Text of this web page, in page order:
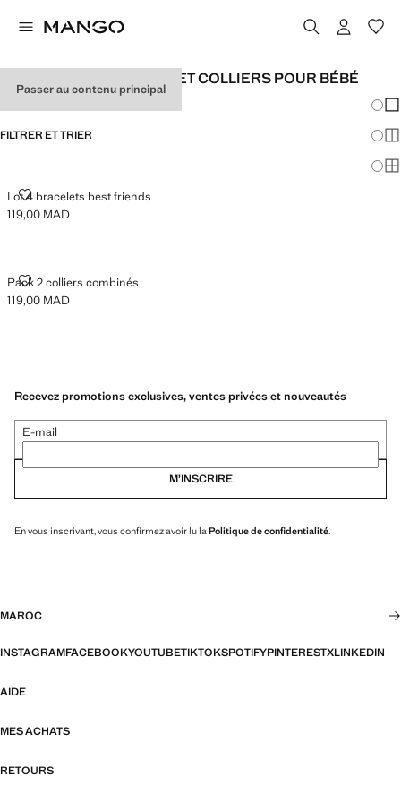
Passer au contenu principal
BRACELETS POUR BÉBÉ ET COLLIERS POUR BÉBÉ
FILTRER ET TRIER
Lot 4 bracelets best friends
LOT 4 BRACELETS BEST FRIENDS
Prix actuel [119,00 MAD ]
119,00 MAD
Pack 2 colliers combinés
PACK 2 COLLIERS COMBINÉS
Prix actuel [119,00 MAD ]
119,00 MAD
Recevez promotions exclusives, ventes privées et nouveautés
E-mail
M’INSCRIRE
En vous inscrivant, vous confirmez avoir lu la Politique de confidentialité.
MAROC
INSTAGRAMFACEBOOKYOUTUBETIKTOKSPOTIFYPINTERESTXLINKEDIN
AIDE
MES ACHATS
RETOURS